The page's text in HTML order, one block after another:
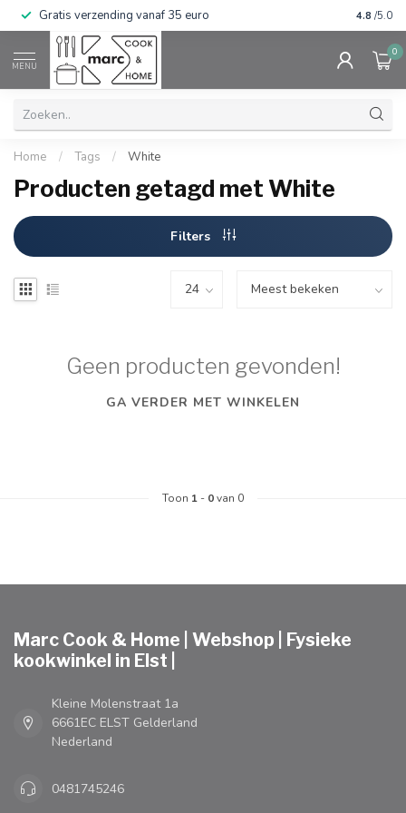
Gratis verzending vanaf 35 euro 4.8 /5.0
MENU
0
Home / Tags / White
Producten getagd met White
Filters
Geen producten gevonden!
GA VERDER MET WINKELEN
Toon 1 - 0van 0
Marc Cook & Home | Webshop | Fysieke
kookwinkel in Elst |
Kleine Molenstraat 1a
6661EC ELST Gelderland
Nederland
0481745246